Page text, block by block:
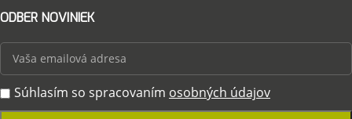
ODBER NOVINIEK
Súhlasím so spracovaním osobných údajov